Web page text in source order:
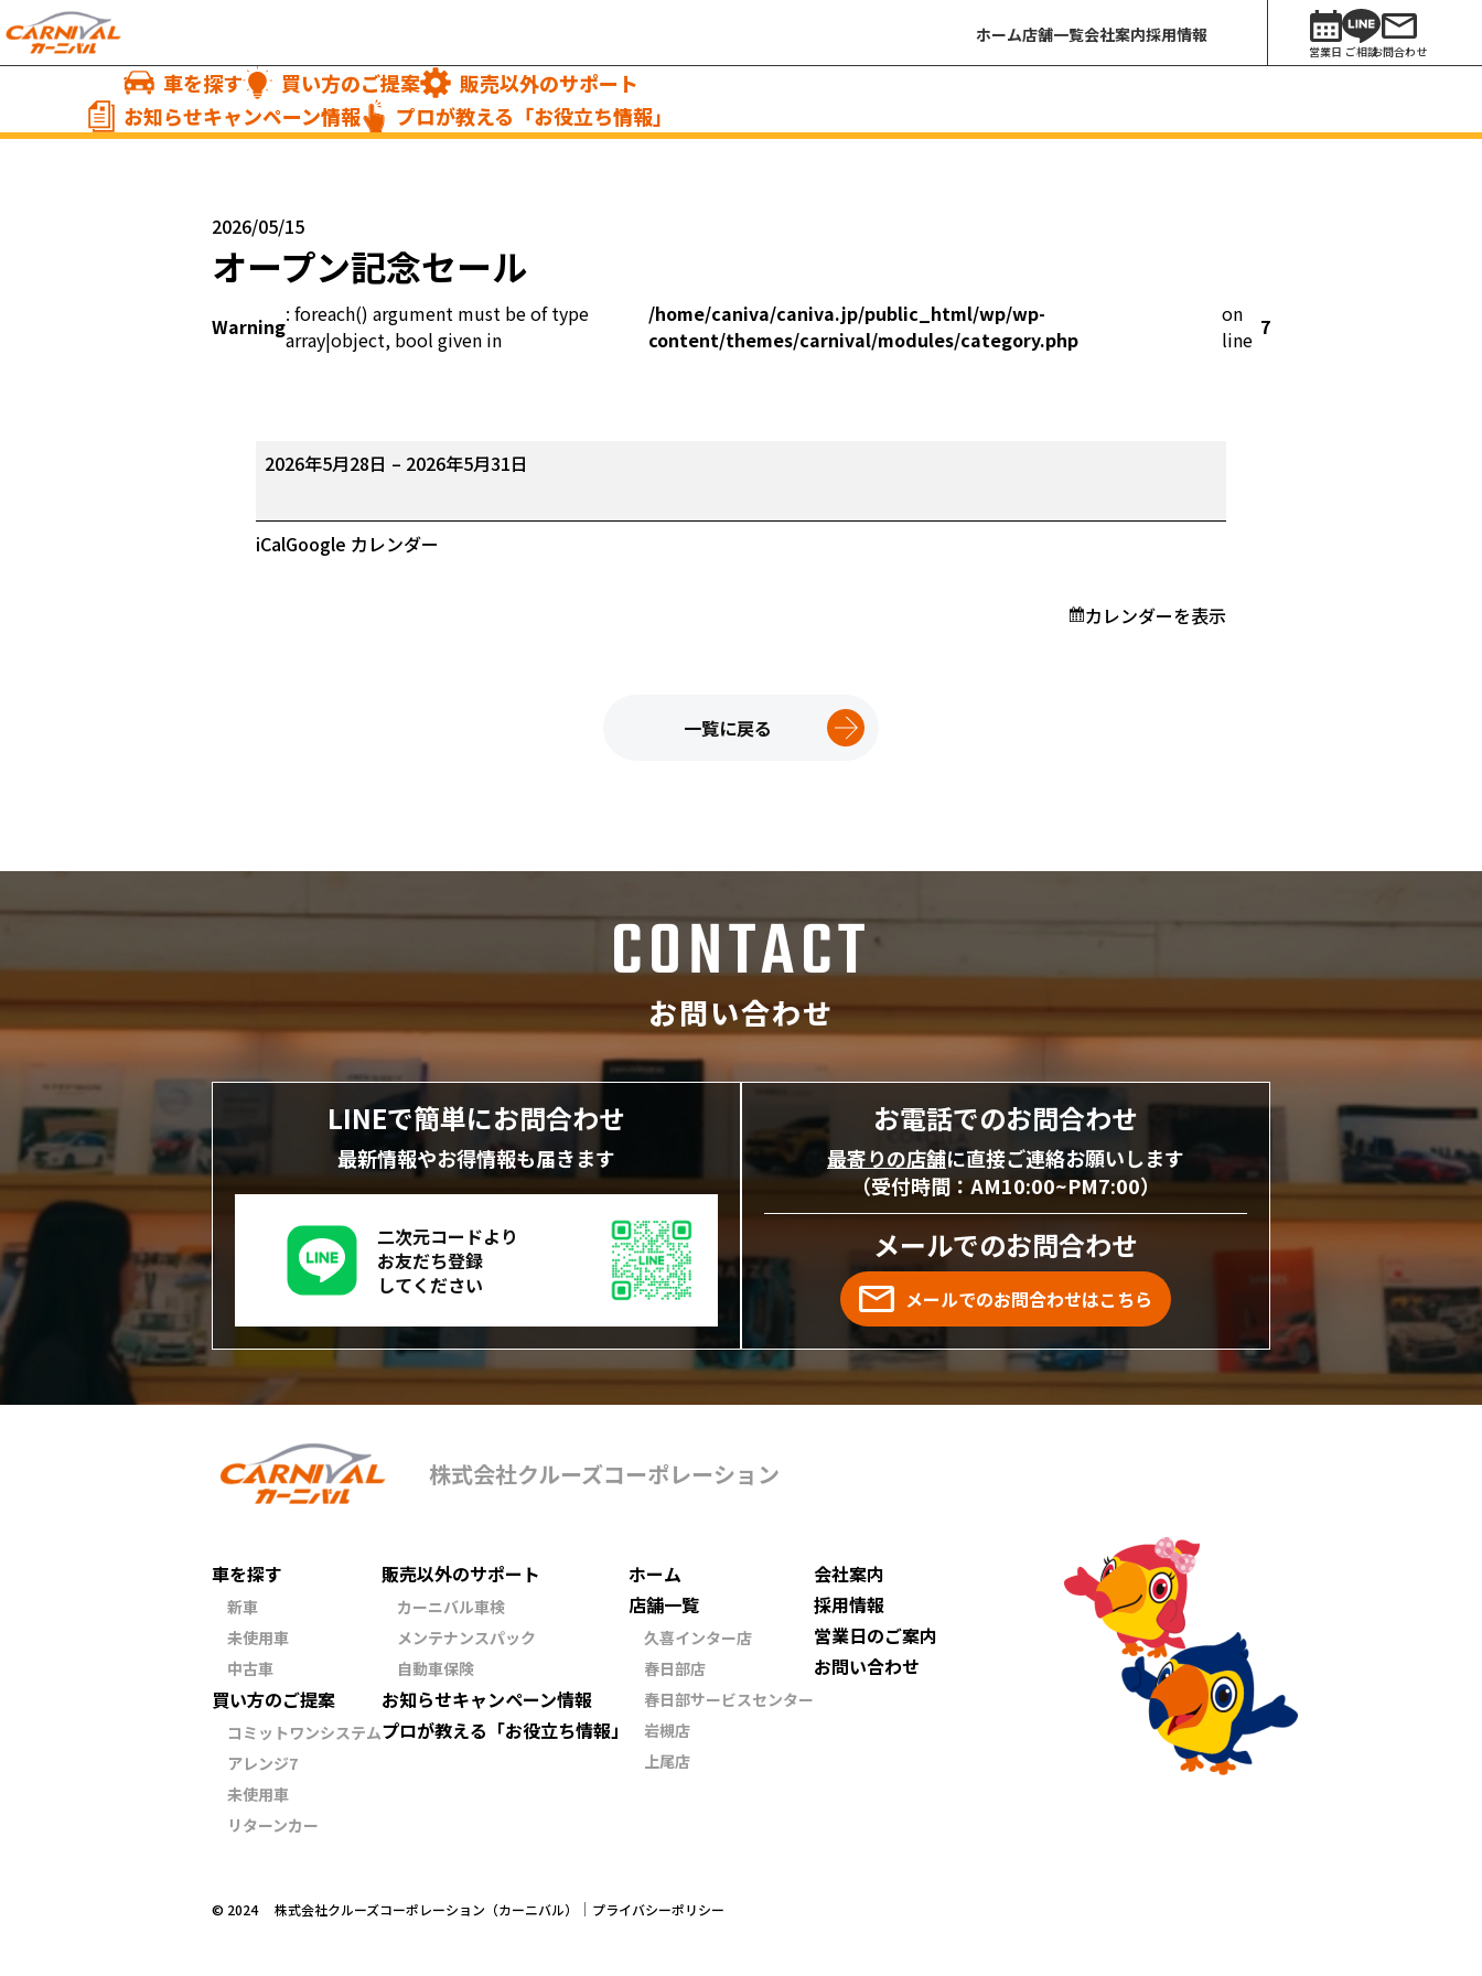
ホーム店舗一覧会社案内採用情報
営業日 ご相談お問合わせ
車を探す 買い方のご提案
販売以外のサポート
お知らせキャンペーン情報
プロが教える「お役立ち情報」
2026/05/15
オープン記念セール
Warning: foreach() argument must be of type
array|object, bool given in
/home/caniva/caniva.jp/public_html/wp/wp-
content/themes/carnival/modules/category.php
on
line 7
オ
ー
ン
記
2026年5月28日 – 2026年5月31日
iCalGoogle カレンダー
カレンダーを表示
一覧に戻る
CONTACT
お問い合わせ
LINEで簡単にお問合わせ
最新情報やお得情報も届きます
二次元コードより
お友だち登録
してください
お電話でのお問合わせ
最寄りの店舗に直接ご連絡お願いします
（受付時間：AM10:00~PM7:00）
メールでのお問合わせ
メールでのお問合わせはこちら
株式会社クルーズコーポレーション
車を探す
新車
未使用車
中古車
買い方のご提案
コミットワンシステム
アレンジ7
未使用車
リターンカー
販売以外のサポート
カーニバル車検
メンテナンスパック
自動車保険
お知らせキャンペーン情報
プロが教える 「お役立ち情報」
ホーム
店舗一覧
久喜インター店
春日部店
春日部サービスセンター
岩槻店
上尾店
会社案内
採用情報
営業日のご案内
お問い合わせ
©︎ 2024 株式会社クルーズコーポレーション（カーニバル） プライバシーポリシー